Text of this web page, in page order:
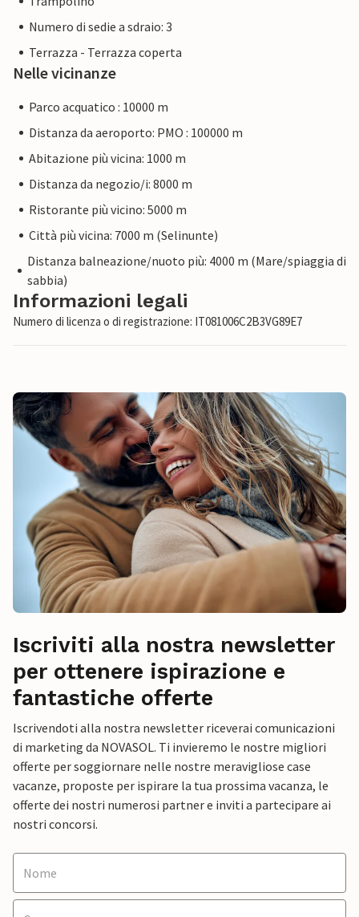
Numero di sedie a sdraio: 3
Terrazza - Terrazza coperta
Nelle vicinanze
Parco acquatico : 10000 m
Distanza da aeroporto: PMO : 100000 m
Abitazione più vicina: 1000 m
Distanza da negozio/i: 8000 m
Ristorante più vicino: 5000 m
Città più vicina: 7000 m (Selinunte)
Distanza balneazione/nuoto più: 4000 m (Mare/spiaggia di
sabbia)
Informazioni legali
Numero di licenza o di registrazione: IT081006C2B3VG89E7
Iscriviti alla nostra newsletter
per ottenere ispirazione e
fantastiche offerte
Iscrivendoti alla nostra newsletter riceverai comunicazioni
di marketing da NOVASOL. Ti invieremo le nostre migliori
offerte per soggiornare nelle nostre meravigliose case
vacanze, proposte per ispirare la tua prossima vacanza, le
offerte dei nostri numerosi partner e inviti a partecipare ai
nostri concorsi.